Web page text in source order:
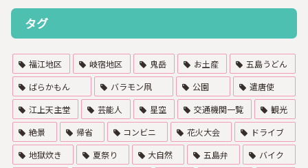
タグ
福江地区 岐宿地区 鬼岳 お土産
五島うどん
ばらかもん
バラモン凧 公園
遣唐使
江上天主堂
芸能人 星空 交通機関一覧
観光
絶景
帰省 コンビニ 花火大会
ドライブ
地獄炊き
夏祭り 大自然 五島弁
バイク